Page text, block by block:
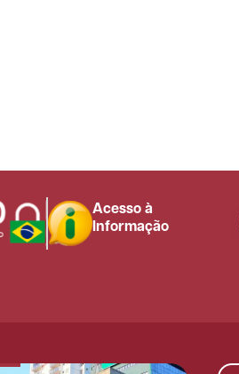
Acesso à
Informação